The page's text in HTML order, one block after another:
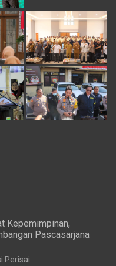
Kepemimpinan,
Pascasarjana
Perisai